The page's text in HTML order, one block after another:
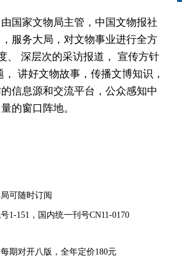
家文物局主管，中国文物报社
服务大局，对文物事业进行全方
、 深层次的采访报道， 宣传方针
讲好文物故事，传播文博知识，
信息源和交流平台，公众感知中
的窗口阵地。
可随时订阅
151，国内统一刊号CN11-0170
对开八版，全年定价180元